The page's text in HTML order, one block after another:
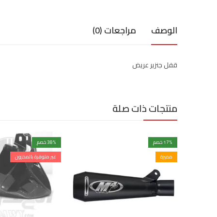
الوصف مراجعات (0)
قفل جنزير عريض
منتجات ذات صلة
17% خصم
مميزة
38% خصم
غير متوفرة بالمخزون